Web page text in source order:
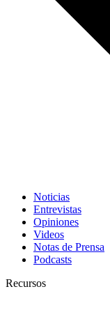
Noticias
Entrevistas
Opiniones
Videos
Notas de Prensa
Podcasts
Recursos